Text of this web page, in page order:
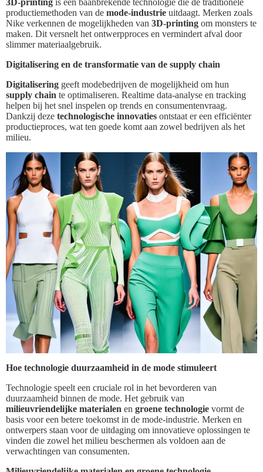
3D-printing is een baanbrekende technologie die de traditionele
productiemethoden van de mode-industrie uitdaagt. Merken zoals
Nike verkennen de mogelijkheden van 3D-printing om monsters te
maken. Dit versnelt het ontwerpproces en vermindert afval door
slimmer materiaalgebruik.
Digitalisering en de transformatie van de supply chain
Digitalisering geeft modebedrijven de mogelijkheid om hun
supply chain te optimaliseren. Realtime data-analyse en tracking
helpen bij het snel inspelen op trends en consumentenvraag.
Dankzij deze technologische innovaties ontstaat er een efficiënter
productieproces, wat ten goede komt aan zowel bedrijven als het
milieu.
Hoe technologie duurzaamheid in de mode stimuleert
Technologie speelt een cruciale rol in het bevorderen van
duurzaamheid binnen de mode. Het gebruik van
milieuvriendelijke materialen en groene technologie vormt de
basis voor een betere toekomst in de mode-industrie. Merken en
ontwerpers staan voor de uitdaging om innovatieve oplossingen te
vinden die zowel het milieu beschermen als voldoen aan de
verwachtingen van consumenten.